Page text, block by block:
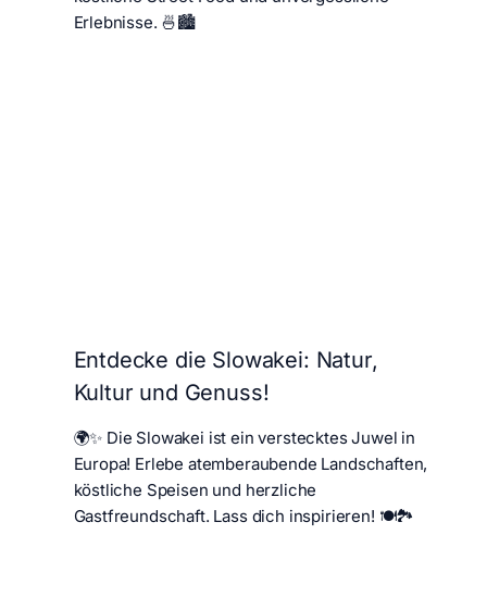
Erlebnisse. 🍜🏙️
Entdecke die Slowakei: Natur,
Kultur und Genuss!
🌍✨ Die Slowakei ist ein verstecktes Juwel in
Europa! Erlebe atemberaubende Landschaften,
köstliche Speisen und herzliche
Gastfreundschaft. Lass dich inspirieren! 🍽️🏞️